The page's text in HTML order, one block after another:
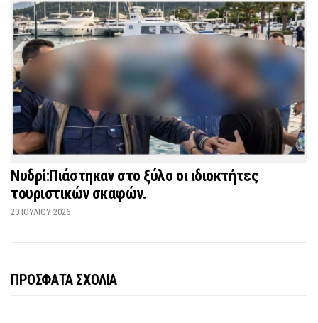
Νυδρί:Πιάστηκαν στο ξύλο οι ιδιοκτήτες
τουριστικών σκαφών.
20 ΙΟΥΛΊΟΥ 2026
ΠΡΟΣΦΑΤΑ ΣΧΟΛΙΑ